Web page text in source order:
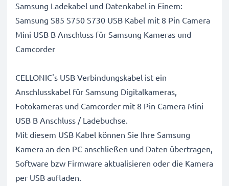
Samsung Ladekabel und Datenkabel in Einem:
Samsung S85 S750 S730 USB Kabel mit 8 Pin Camera
Mini USB B Anschluss für Samsung Kameras und
Camcorder
CELLONIC's USB Verbindungskabel ist ein
Anschlusskabel für Samsung Digitalkameras,
Fotokameras und Camcorder mit 8 Pin Camera Mini
USB B Anschluss / Ladebuchse.
Mit diesem USB Kabel können Sie Ihre Samsung
Kamera an den PC anschließen und Daten übertragen,
Software bzw Firmware aktualisieren oder die Kamera
per USB aufladen.